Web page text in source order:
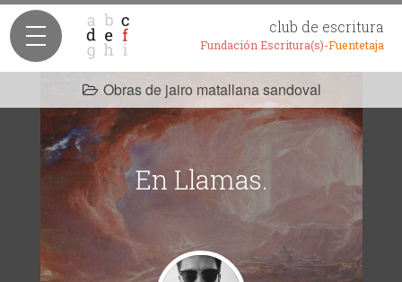
club de escritura
Fundación Escritura(s)-Fuentetaja
Obras de jairo matallana sandoval
En Llamas.